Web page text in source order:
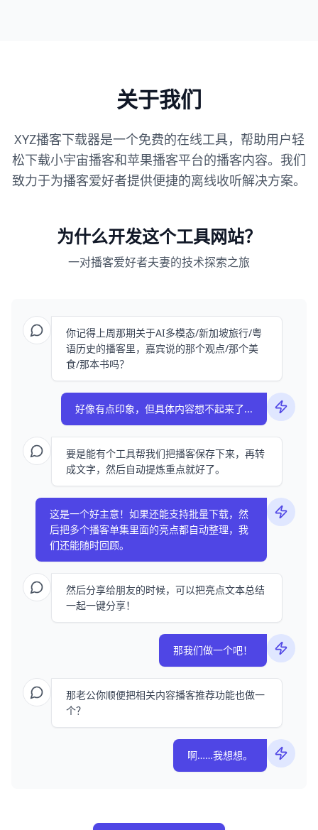
关于我们
XYZ播客下载器是一个免费的在线工具，帮助用户轻
松下载小宇宙播客和苹果播客平台的播客内容。我们
致力于为播客爱好者提供便捷的离线收听解决方案。
为什么开发这个工具网站？
一对播客爱好者夫妻的技术探索之旅
你记得上周那期关于AI多模态/新加坡旅行/粤
语历史的播客里，嘉宾说的那个观点/那个美
食/那本书吗？
好像有点印象，但具体内容想不起来了...
要是能有个工具帮我们把播客保存下来，再转
成文字，然后自动提炼重点就好了。
这是一个好主意！如果还能支持批量下载，然
后把多个播客单集里面的亮点都自动整理，我
们还能随时回顾。
然后分享给朋友的时候，可以把亮点文本总结
一起一键分享！
那我们做一个吧！
那老公你顺便把相关内容播客推荐功能也做一
个？
啊……我想想。